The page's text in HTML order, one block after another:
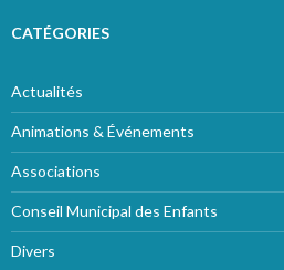
CATÉGORIES
Actualités
Animations & Événements
Associations
Conseil Municipal des Enfants
Divers